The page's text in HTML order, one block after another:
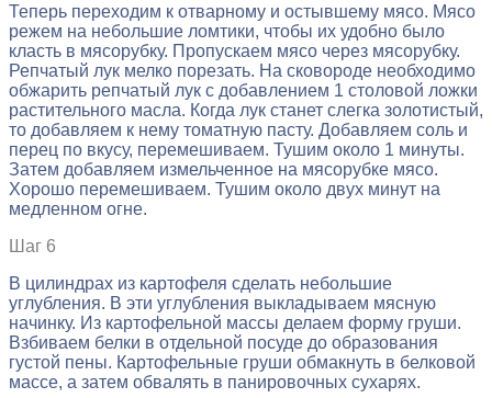
Теперь переходим к отварному и остывшему мясо. Мясо
режем на небольшие ломтики, чтобы их удобно было
класть в мясорубку. Пропускаем мясо через мясорубку.
Репчатый лук мелко порезать. На сковороде необходимо
обжарить репчатый лук с добавлением 1 столовой ложки
растительного масла. Когда лук станет слегка золотистый,
то добавляем к нему томатную пасту. Добавляем соль и
перец по вкусу, перемешиваем. Тушим около 1 минуты.
Затем добавляем измельченное на мясорубке мясо.
Хорошо перемешиваем. Тушим около двух минут на
медленном огне.
Шаг 6
В цилиндрах из картофеля сделать небольшие
углубления. В эти углубления выкладываем мясную
начинку. Из картофельной массы делаем форму груши.
Взбиваем белки в отдельной посуде до образования
густой пены. Картофельные груши обмакнуть в белковой
массе, а затем обвалять в панировочных сухарях.